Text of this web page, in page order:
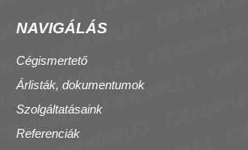
NAVIGÁLÁS
Cégismertető
Árlisták, dokumentumok
Szolgáltatásaink
Referenciák